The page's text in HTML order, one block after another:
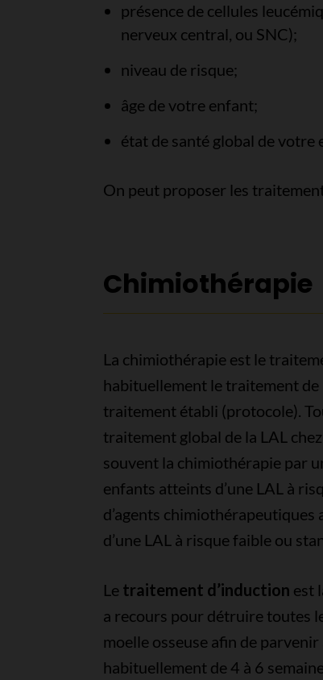
présence de cellules
nerveux central, ou SNC);
niveau de risque;
âge de votre enfant;
état de santé global de votre
On peut proposer les
Chimiothérapie
La chimiothérapie est le
habituellement le traitement de
traitement établi (protocole).
traitement global de la LAL
souvent la chimiothérapie par
enfants atteints d’une LAL à
d’agents
d’une LAL à risque faible ou
Le traitement d’induction est
a recours pour détruire toutes
moelle osseuse afin de parvenir
habituellement de 4 à 6